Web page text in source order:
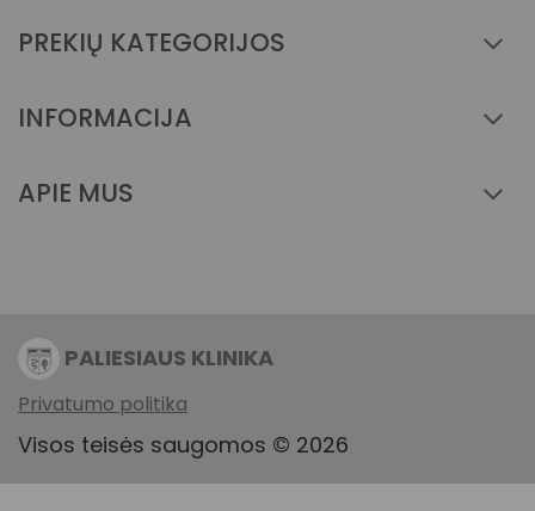
PREKIŲ KATEGORIJOS
INFORMACIJA
APIE MUS
PALIESIAUS KLINIKA
Privatumo politika
Visos teisės saugomos © 2026